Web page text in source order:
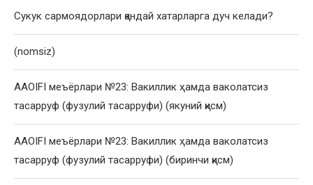
Сукук сармоядорлари қандай хатарларга дуч келади?
(nomsiz)
AAOIFI меъёрлари №23: Вакиллик ҳамда ваколатсиз
тасарруф (фузулий тасарруфи) (якуний қисм)
AAOIFI меъёрлари №23: Вакиллик ҳамда ваколатсиз
тасарруф (фузулий тасарруфи) (биринчи қисм)